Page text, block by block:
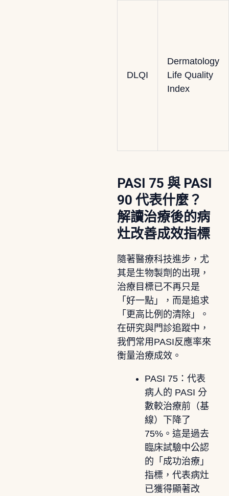
DLQI
Dermatology
Life Quality
Index
PASI 75 與 PASI
90 代表什麼？
解讀治療後的病
灶改善成效指標
隨著醫療科技進步，尤
其是生物製劑的出現，
治療目標已不再只是
「好一點」，而是追求
「更高比例的清除」。
在研究與門診追蹤中，
我們常用PASI反應率來
衡量治療成效。
PASI 75：代表
病人的 PASI 分
數較治療前（基
線）下降了
75%。這是過去
臨床試驗中公認
的「成功治療」
指標，代表病灶
已獲得顯著改